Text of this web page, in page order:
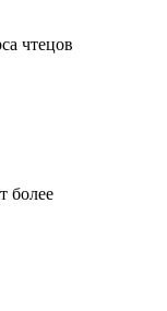
чтецов
более